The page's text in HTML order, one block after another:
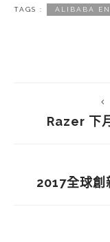
TAGS : ALIBABA
Razer 下
2017全球創